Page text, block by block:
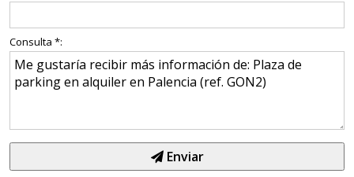
Consulta *:
Enviar